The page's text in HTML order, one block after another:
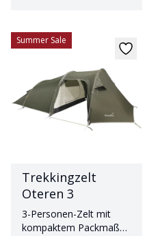
Summer Sale
Trekkingzelt
Oteren 3
3-Personen-Zelt mit
kompaktem Packmaß